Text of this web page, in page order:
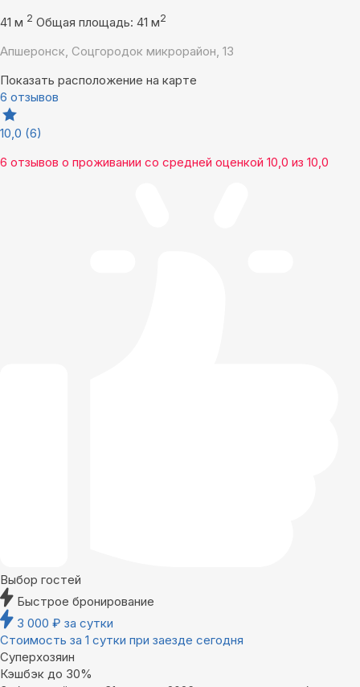
41 м 2 Общая площадь: 41 м2
Апшеронск, Соцгородок микрорайон, 13
Показать расположение на карте
6 отзывов
10,0 (6)
6 отзывов о проживании со средней оценкой 10,0 из 10,0
Выбор гостей
Быстрое бронирование
3 000 ₽ за сутки
Стоимость за 1 сутки при заезде сегодня
Суперхозяин
Кэшбэк до 30%